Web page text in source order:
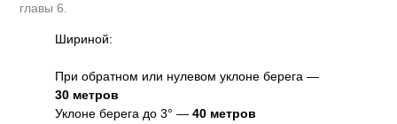
главы 6.
Шириной:
При обратном или нулевом уклоне берега —
30 метров
Уклоне берега до 3° —40 метров